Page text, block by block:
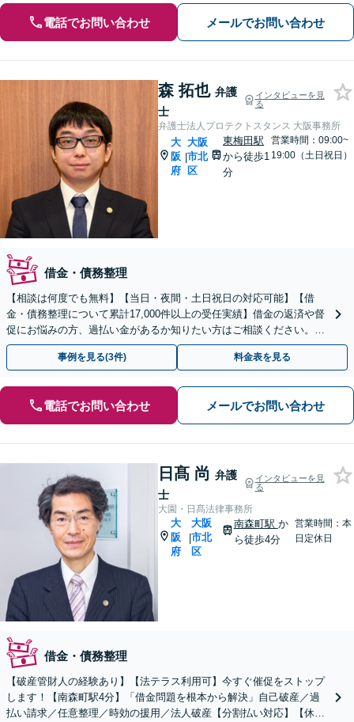
電話でお問い合わせ メールでお問い合わせ
森 拓也 弁護
士
インタビューを見
る
弁護士法人プロテクトスタンス 大阪事務所
大
阪
府
|
大阪
市北
区
東梅田駅
から徒歩1
分
営業時間：09:00~
19:00（土日祝日）
借金・債務整理
【相談は何度でも無料】【当日・夜間・土日祝日の対応可能】【借
金・債務整理について累計17,000件以上の受任実績】借金の返済や督
促にお悩みの方、過払い金があるか知りたい方はご相談ください。ベ
ストな解決策を提案いたします。
事例を見る(3件) 料金表を見る
電話でお問い合わせ メールでお問い合わせ
日髙 尚 弁護
士
インタビューを見
る
大園・日髙法律事務所
大
阪
府
|
大阪
市北
区
南森町駅 か
ら徒歩4分
営業時間：本
日定休日
借金・債務整理
【破産管財人の経験あり】【法テラス利用可】今すぐ催促をストップ
します！【南森町駅4分】「借金問題を根本から解決」自己破産／過
払い請求／任意整理／時効の援用／法人破産【分割払い対応】【休